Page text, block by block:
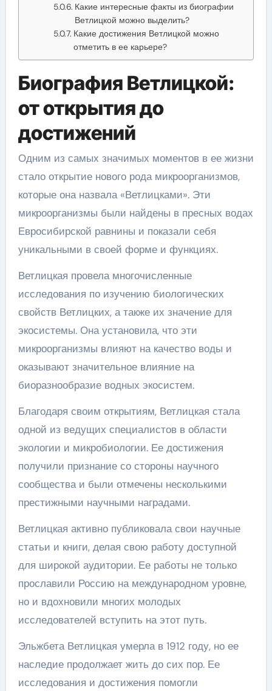
Какие интересные факты из биографии
Ветлицкой можно выделить?
Какие достижения Ветлицкой можно
отметить в ее карьере?
Биография Ветлицкой:
от открытия до
достижений
Одним из самых значимых моментов в ее жизни
стало открытие нового рода микроорганизмов,
которые она назвала «Ветлицками». Эти
микроорганизмы были найдены в пресных водах
Евросибирской равнины и показали себя
уникальными в своей форме и функциях.
Ветлицкая провела многочисленные
исследования по изучению биологических
свойств Ветлицких, а также их значение для
экосистемы. Она установила, что эти
микроорганизмы влияют на качество воды и
оказывают значительное влияние на
биоразнообразие водных экосистем.
Благодаря своим открытиям, Ветлицкая стала
одной из ведущих специалистов в области
экологии и микробиологии. Ее достижения
получили признание со стороны научного
сообщества и были отмечены несколькими
престижными научными наградами.
Ветлицкая активно публиковала свои научные
статьи и книги, делая свою работу доступной
для широкой аудитории. Ее работы не только
прославили Россию на международном уровне,
но и вдохновили многих молодых
исследователей вступить на этот путь.
Эльжбета Ветлицкая умерла в 1912 году, но ее
наследие продолжает жить до сих пор. Ее
исследования и достижения помогли